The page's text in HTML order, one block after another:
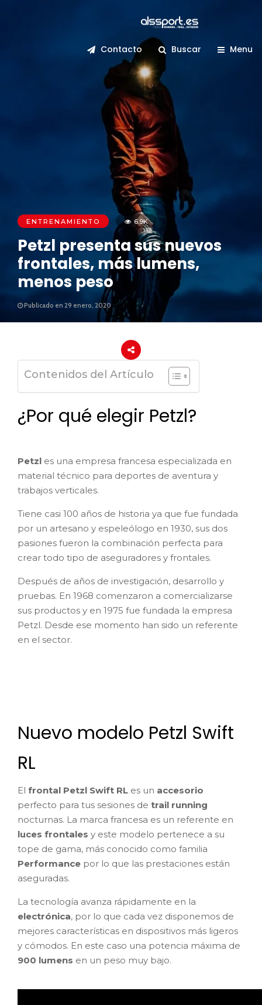
Contacto Buscar Menu
ENTRENAMIENTO 6.9K
Petzl presenta sus nuevos
frontales, más lumens,
menos peso
Publicado en 29 enero, 2020
Contenidos del Artículo
¿Por qué elegir Petzl?
Petzl es una empresa francesa especializada en
material técnico para deportes de aventura y
trabajos verticales.
Tiene casi 100 años de historia ya que fue fundada
por un artesano y espeleólogo en 1930, sus dos
pasiones fueron la combinación perfecta para
crear todo tipo de aseguradores y frontales.
Después de años de investigación, desarrollo y
pruebas. En 1968 comenzaron a comercializarse
sus productos y en 1975 fue fundada la empresa
Petzl. Desde ese momento han sido un referente
en el sector.
Nuevo modelo Petzl Swift
RL
El frontal Petzl Swift RL es un accesorio
perfecto para tus sesiones de trail running
nocturnas. La marca francesa es un referente en
luces frontales y este modelo pertenece a su
tope de gama, más conocido como familia
Performance por lo que las prestaciones están
aseguradas.
La tecnología avanza rápidamente en la
electrónica, por lo que cada vez disponemos de
mejores características en dispositivos más ligeros
y cómodos. En este caso una potencia máxima de
900 lumens en un peso muy bajo.